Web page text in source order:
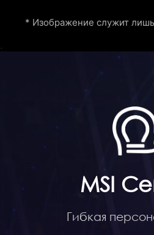
* Изображение служит
.
MSI
Гибкая